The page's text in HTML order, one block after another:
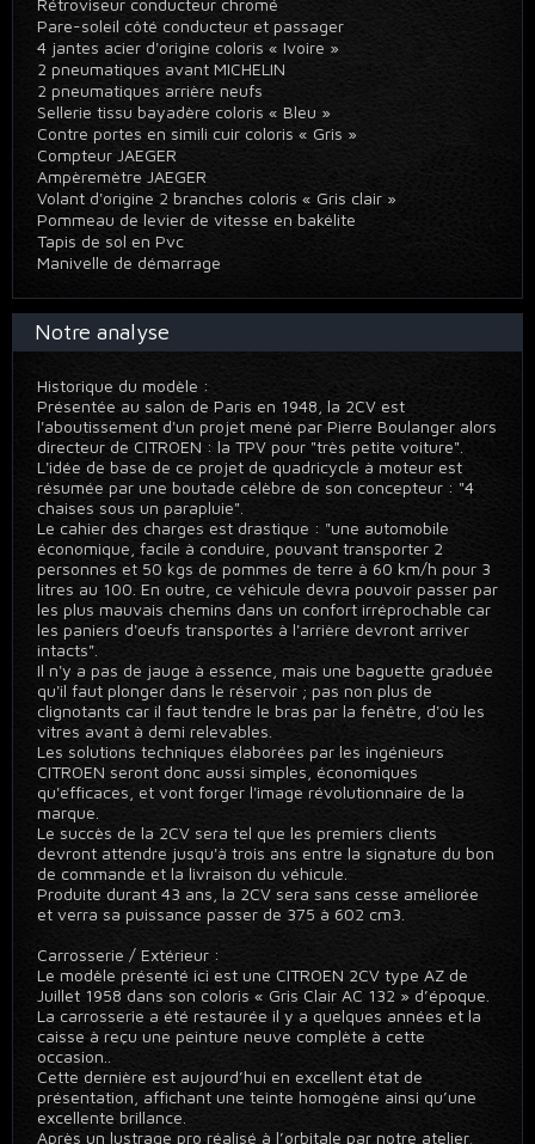
Rétroviseur conducteur chromé
Pare-soleil côté conducteur et passager
4 jantes acier d'origine coloris « Ivoire »
2 pneumatiques avant MICHELIN
2 pneumatiques arrière neufs
Sellerie tissu bayadère coloris « Bleu »
Contre portes en simili cuir coloris « Gris »
Compteur JAEGER
Ampèremètre JAEGER
Volant d'origine 2 branches coloris « Gris clair »
Pommeau de levier de vitesse en bakélite
Tapis de sol en Pvc
Manivelle de démarrage
Notre analyse
Historique du modèle :
Présentée au salon de Paris en 1948, la 2CV est
l'aboutissement d'un projet mené par Pierre Boulanger alors
directeur de CITROEN : la TPV pour "très petite voiture".
L'idée de base de ce projet de quadricycle à moteur est
résumée par une boutade célèbre de son concepteur : "4
chaises sous un parapluie".
Le cahier des charges est drastique : "une automobile
économique, facile à conduire, pouvant transporter 2
personnes et 50 kgs de pommes de terre à 60 km/h pour 3
litres au 100. En outre, ce véhicule devra pouvoir passer par
les plus mauvais chemins dans un confort irréprochable car
les paniers d'oeufs transportés à l'arrière devront arriver
intacts".
Il n'y a pas de jauge à essence, mais une baguette graduée
qu'il faut plonger dans le réservoir ; pas non plus de
clignotants car il faut tendre le bras par la fenêtre, d'où les
vitres avant à demi relevables.
Les solutions techniques élaborées par les ingénieurs
CITROEN seront donc aussi simples, économiques
qu'efficaces, et vont forger l'image révolutionnaire de la
marque.
Le succès de la 2CV sera tel que les premiers clients
devront attendre jusqu'à trois ans entre la signature du bon
de commande et la livraison du véhicule.
Produite durant 43 ans, la 2CV sera sans cesse améliorée
et verra sa puissance passer de 375 à 602 cm3.
Carrosserie / Extérieur :
Le modèle présenté ici est une CITROEN 2CV type AZ de
Juillet 1958 dans son coloris « Gris Clair AC 132 » d’époque.
La carrosserie a été restaurée il y a quelques années et la
caisse à reçu une peinture neuve complète à cette
occasion..
Cette dernière est aujourd’hui en excellent état de
présentation, affichant une teinte homogène ainsi qu’une
excellente brillance.
Après un lustrage pro réalisé à l’orbitale par notre atelier,